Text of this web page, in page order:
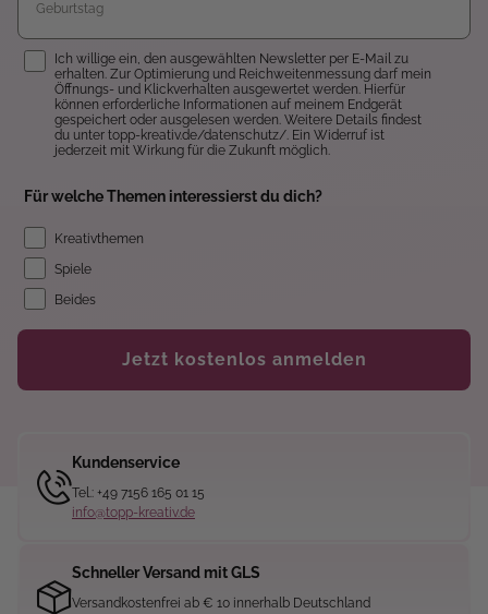
Einwilligung
Ich willige ein, den ausgewählten Newsletter per E-Mail zu
erhalten. Zur Optimierung und Reichweitenmessung darf mein
Öffnungs- und Klickverhalten ausgewertet werden. Hierfür
können erforderliche Informationen auf meinem Endgerät
gespeichert oder ausgelesen werden. Weitere Details findest
du unter topp-kreativ.de/datenschutz/. Ein Widerruf ist
jederzeit mit Wirkung für die Zukunft möglich.
Für welche Themen interessierst du dich?
Kreativthemen
Spiele
Beides
Jetzt kostenlos anmelden
Kundenservice
Tel.: +49 7156 165 01 15
info@topp-kreativ.de
Schneller Versand mit GLS
Versandkostenfrei ab € 10 innerhalb Deutschland